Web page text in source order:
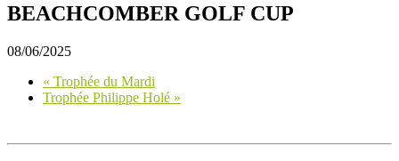
BEACHCOMBER GOLF CUP
08/06/2025
« Trophée du Mardi
Trophée Philippe Holé »